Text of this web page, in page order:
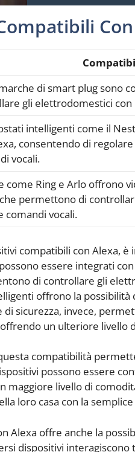
di smart plug sono
gli elettrodomestici con
intelligenti come il
consentendo di
vocali.
come Ring e Arlo offrono
permettono di
comandi vocali.
compatibili con Alexa,
essere integrati
di controllare gli
offrono la possibilità
di sicurezza, invece,
un ulteriore livello
compatibilità
possono essere
maggiore livello di
loro casa con la
Alexa offre anche la
dispositivi